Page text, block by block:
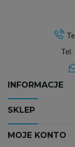
INFORMACJE
SKLEP
MOJE KONTO